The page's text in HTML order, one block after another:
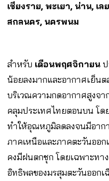
เชียงราย, พะเยา, น่าน, เ
สกลนคร, นครพนม
สำหรับ เดือนพฤศจิกายน
น้อยลงมากและอากาศเย็น
บริเวณความกดอากาศสูงจ
คลุมประเทศไทยตอนบน โด
ทำให้อุณหภูมิลดลงจนมีอาก
ภาคเหนือและภาคตะวันออก
คงมีฝนตกชุก โดยเฉพาะทา
อิทธิพลของมรสุมตะวันออก